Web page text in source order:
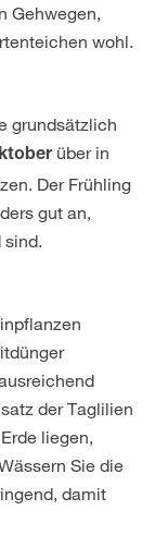
Gehwegen,
wohl.
grundsätzlich
über in
Der Frühling
gut an,
sind.
der Taglilien
liegen,
Sie die
damit